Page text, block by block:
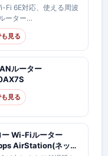
ルーター AirStation
応 WXR11000XE12
6E対応、使える周波
ーター
の周波数帯に対応
見る
ルーター
見る
ー Wi-Fiルーター
AirStation(ネット